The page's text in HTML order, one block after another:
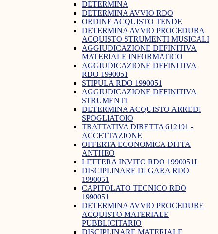
DETERMINA
DETERMINA AVVIO RDO
ORDINE ACQUISTO TENDE
DETERMINA AVVIO PROCEDURA
ACQUISTO STRUMENTI MUSICALI
AGGIUDICAZIONE DEFINITIVA
MATERIALE INFORMATICO
AGGIUDICAZIONE DEFINITIVA
RDO 1990051
STIPULA RDO 1990051
AGGIUDICAZIONE DEFINITIVA
STRUMENTI
DETERMINA ACQUISTO ARREDI
SPOGLIATOIO
TRATTATIVA DIRETTA 612191 -
ACCETTAZIONE
OFFERTA ECONOMICA DITTA
ANTHEO
LETTERA INVITO RDO 1990051I
DISCIPLINARE DI GARA RDO
1990051
CAPITOLATO TECNICO RDO
1990051
DETERMINA AVVIO PROCEDURE
ACQUISTO MATERIALE
PUBBLICITARIO
DISCIPLINARE MATERIALE